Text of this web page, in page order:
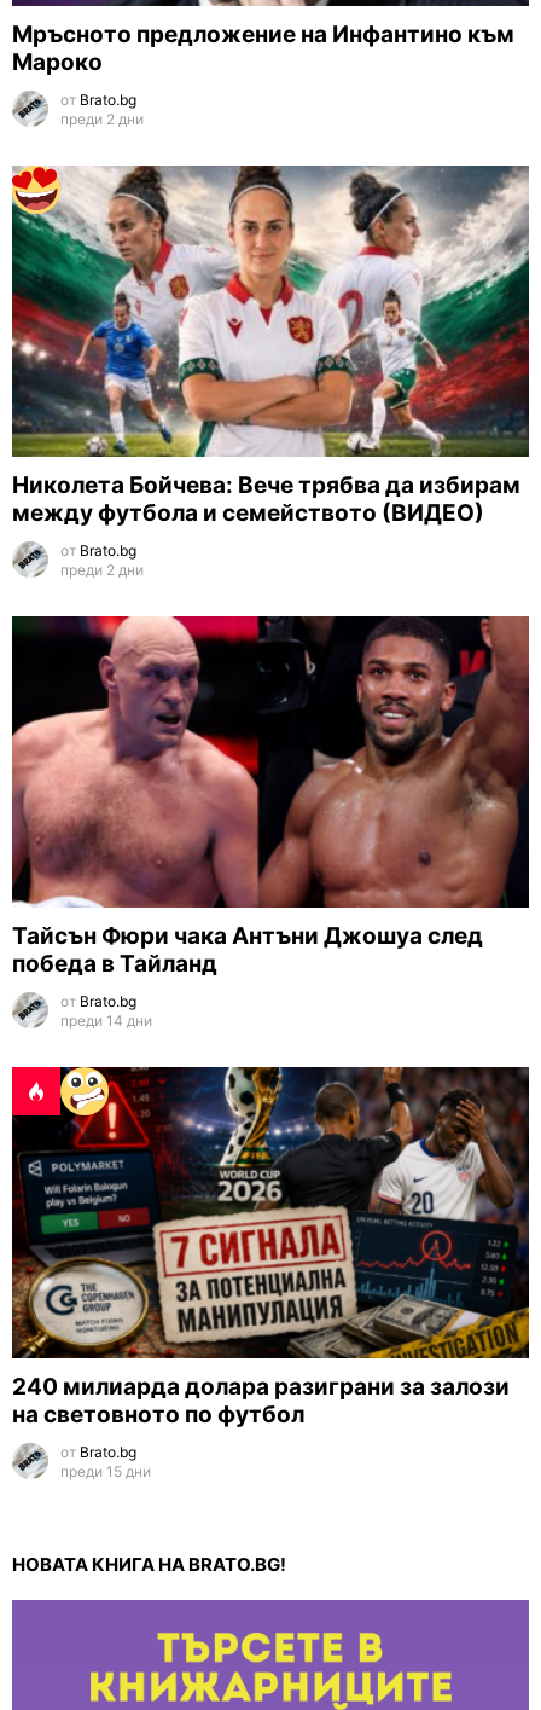
Мръсното предложение на Инфантино към
Мароко
от Brato.bg
преди 2 дни
Николета Бойчева: Вече трябва да избирам
между футбола и семейството (ВИДЕО)
от Brato.bg
преди 2 дни
Тайсън Фюри чака Антъни Джошуа след
победа в Тайланд
от Brato.bg
преди 14 дни
240 милиарда долара разиграни за залози
на световното по футбол
от Brato.bg
преди 15 дни
НОВАТА КНИГА НА BRATO.BG!